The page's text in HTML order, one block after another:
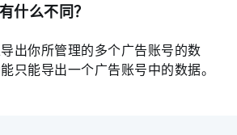
什么不同？
出你所管理的多个广告账号的数
只能导出一个广告账号中的数据。